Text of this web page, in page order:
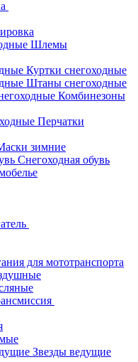
Шлемы
Куртки снегоходные
Штаны снегоходные
Комбинезоны
Перчатки
зимние
Снегоходная обувь
для мототранспорта
Звезды ведущие